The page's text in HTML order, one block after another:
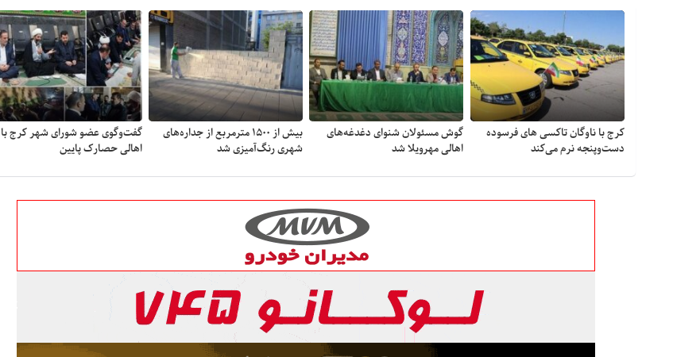
کرج با ناوگان تاکسی های فرسوده
دست‌وپنجه نرم می‌کند
گوش مسئولان شنوای دغدغه‎‌های
اهالی مهرویلا شد
بیش از ۱۵۰۰ مترمربع از جداره‌های
شهری رنگ‌آمیزی شد
گفت‌وگوی عضو شورای شهر کرج با
اهالی حصارک پایین